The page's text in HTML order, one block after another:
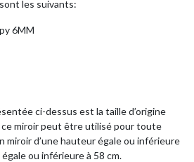
les suivants:
6MM
ci-dessus est la taille d’origine
ce miroir peut être utilisé pour toute
miroir d’une hauteur égale ou inférieure
ou inférieure à 58 cm.